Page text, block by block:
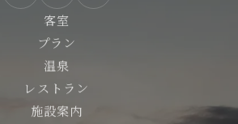
客室
プラン
温泉
レストラン
施設案内